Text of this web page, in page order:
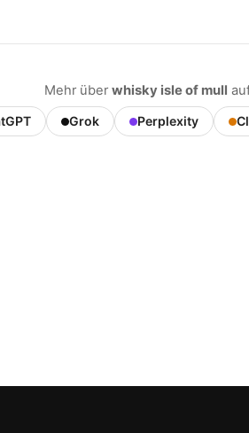
Mehr über whisky isle of mull
Grok Perplexity